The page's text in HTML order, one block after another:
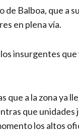
Balboa, que a
en plena vía.
insurgentes que
que a la zona ya
que unidades
los altos